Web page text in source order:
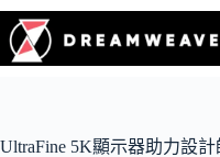
UltraFine 5K顯示器助力設